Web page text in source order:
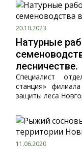
20.10.2023
Натурные
лесничестве.
Специалист
станция»
защиты леса
11.06.2020